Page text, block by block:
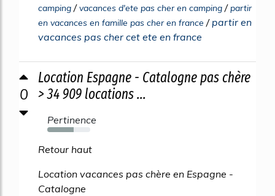
camping /vacances d'ete pas cher en camping /partir
en vacances en famille pas cher en france / partir en
vacances pas cher cet ete en france
0
Location Espagne - Catalogne pas chère
> 34 909 locations ...
Pertinence
62%
Retour haut
Location vacances pas chère en Espagne -
Catalogne